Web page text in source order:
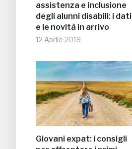
assistenza e inclusione
degli alunni disabili: i dati
e le novità in arrivo
12 Aprile 2019
Giovani expat: i consigli